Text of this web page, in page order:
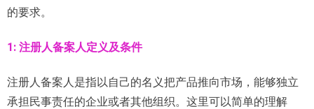
的要求。
1: 注册人备案人定义及条件
注册人备案人是指以自己的名义把产品推向市场，能够独立
承担民事责任的企业或者其他组织。这里可以简单的理解